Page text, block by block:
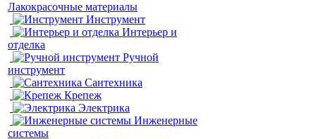
Лакокрасочные материалы
Инструмент
Интерьер и
отделка
Ручной
инструмент
Сантехника
Крепеж
Электрика
Инженерные
системы